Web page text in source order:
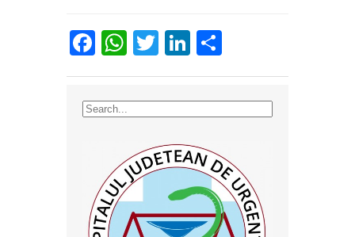
Facebook
WhatsApp
TwitterLinkedIn